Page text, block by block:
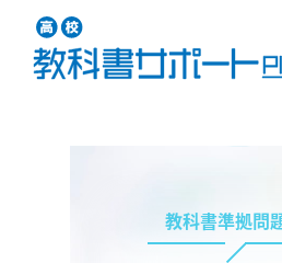
教科書準拠問